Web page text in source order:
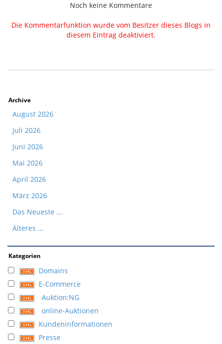
Noch keine Kommentare
Die Kommentarfunktion wurde vom Besitzer dieses Blogs in
diesem Eintrag deaktiviert.
Archive
August 2026
Juli 2026
Juni 2026
Mai 2026
April 2026
März 2026
Das Neueste ...
Älteres ...
Kategorien
Domains
E-Commerce
Auktion:NG
online-Auktionen
Kundeninformationen
Presse